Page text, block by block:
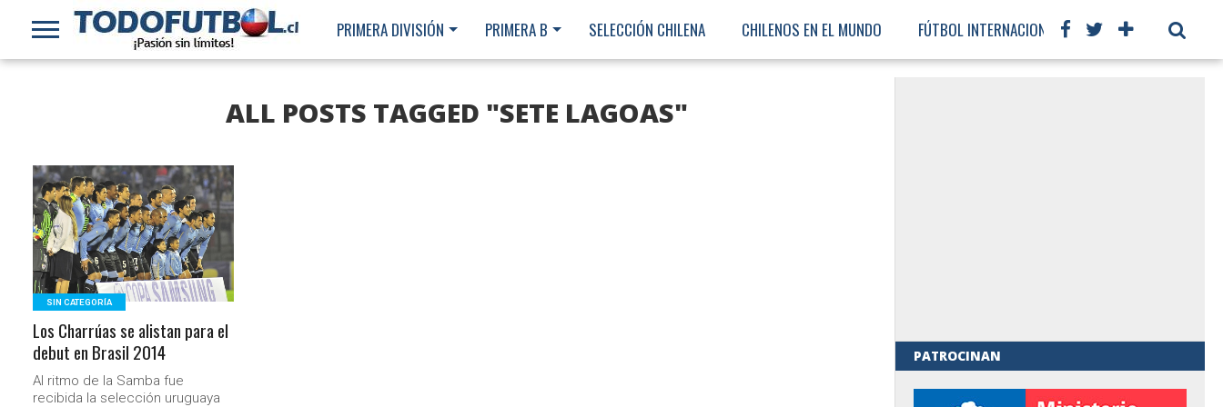
PRIMERA DIVISIÓN PRIMERA B SELECCIÓN CHILENA CHILENOS EN EL MUNDO FÚTBOL INTERNACIONAL
ALL POSTS TAGGED "SETE LAGOAS"
LEER MÁS
SIN CATEGORÍA
Los Charrúas se alistan para el
debut en Brasil 2014
Al ritmo de la Samba fue
recibida la selección uruguaya
PATROCINAN